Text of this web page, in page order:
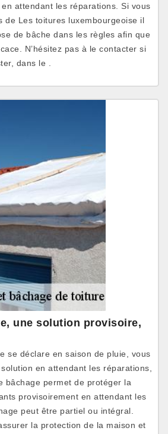
attendant les réparations. Si vous
de Les toitures luxembourgeoise il
de bâche dans les règles afin que
N’hésitez pas à le contacter si
dans le .
une solution provisoire,
se déclare en saison de pluie, vous
solution en attendant les réparations,
bâchage permet de protéger la
provisoirement en attendant les
peut être partiel ou intégral.
la protection de la maison et